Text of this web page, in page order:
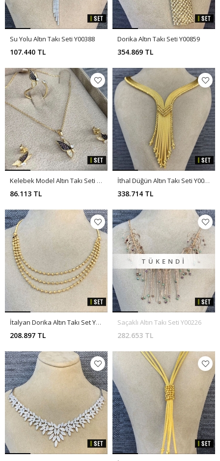
Su Yolu Altın Takı Seti Y00388
107.440 TL
Dorika Altın Takı Seti Y00859
354.869 TL
Kelebek Model Altın Takı Seti Y00485
86.113 TL
İthal Düğün Altın Takı Seti Y00229
338.714 TL
İtalyan Dorika Altın Takı Set Y00117
208.897 TL
TÜKENDI
Saçaklı Altın Takı Seti Y00226
282.653 TL